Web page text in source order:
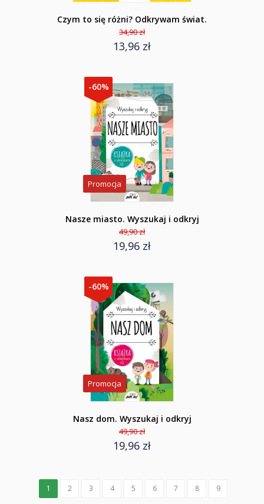
Czym to się różni? Odkrywam świat.
34,90 zł
13,96 zł
-60%
Promocja
Nasze miasto. Wyszukaj i odkryj
49,90 zł
19,96 zł
-60%
Promocja
Nasz dom. Wyszukaj i odkryj
49,90 zł
19,96 zł
1 2 3 4 5 6 7 8 9